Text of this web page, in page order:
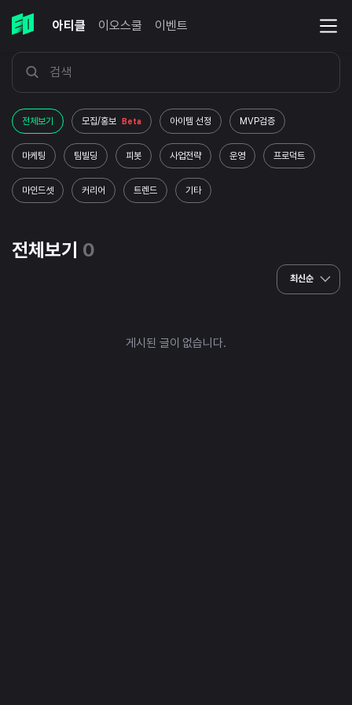
아티클 이오스쿨 이벤트
전체보기 모집/홍보 Beta 아이템 선정 MVP검증
마케팅 팀빌딩 피봇 사업전략 운영 프로덕트
마인드셋 커리어 트렌드 기타
전체보기 0
최신순
게시된 글이 없습니다.